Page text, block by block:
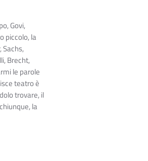
Govi,
piccolo, la
Sachs,
Brecht,
le parole
teatro è
trovare, il
la